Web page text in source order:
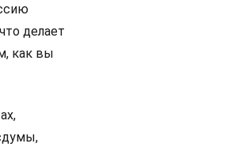
делает
как вы